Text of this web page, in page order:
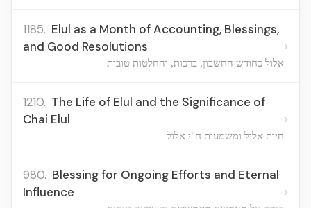
1185. Elul as a Month of Accounting, Blessings,
and Good Resolutions
אלול כחודש החשבון, ברכות, והחלטות טובות
›
1210. The Life of Elul and the Significance of
Chai Elul
חיות אלול ומשמעות ח"י אלול
›
980. Blessing for Ongoing Efforts and Eternal
Influence
›